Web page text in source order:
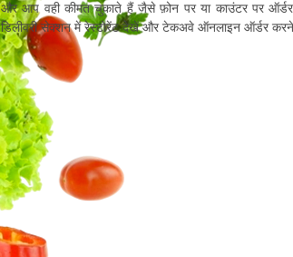
और आप वही कीमत चुकाते हैं जैसे फ़ोन पर या काउंटर पर
डिलीवरी सेक्शन में रेस्टोरेंट देखें और टेकअवे ऑनलाइन ऑर्डर